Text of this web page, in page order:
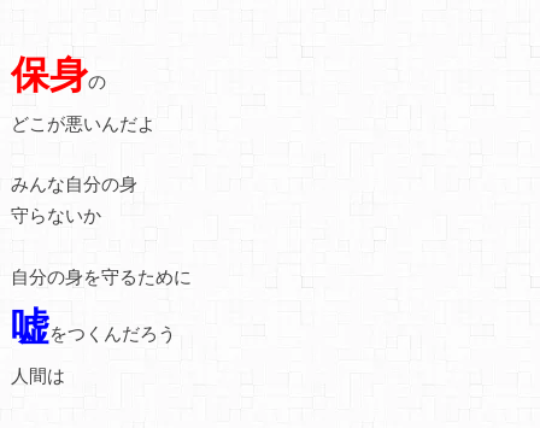
保身の
どこが悪いんだよ
みんな自分の身
守らないか
自分の身を守るために
嘘をつくんだろう
人間は